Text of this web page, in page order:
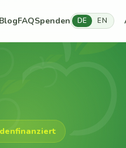
BlogFAQSpenden DE EN